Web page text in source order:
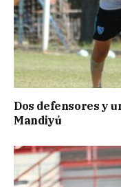
Dos defensores y
Mandiyú